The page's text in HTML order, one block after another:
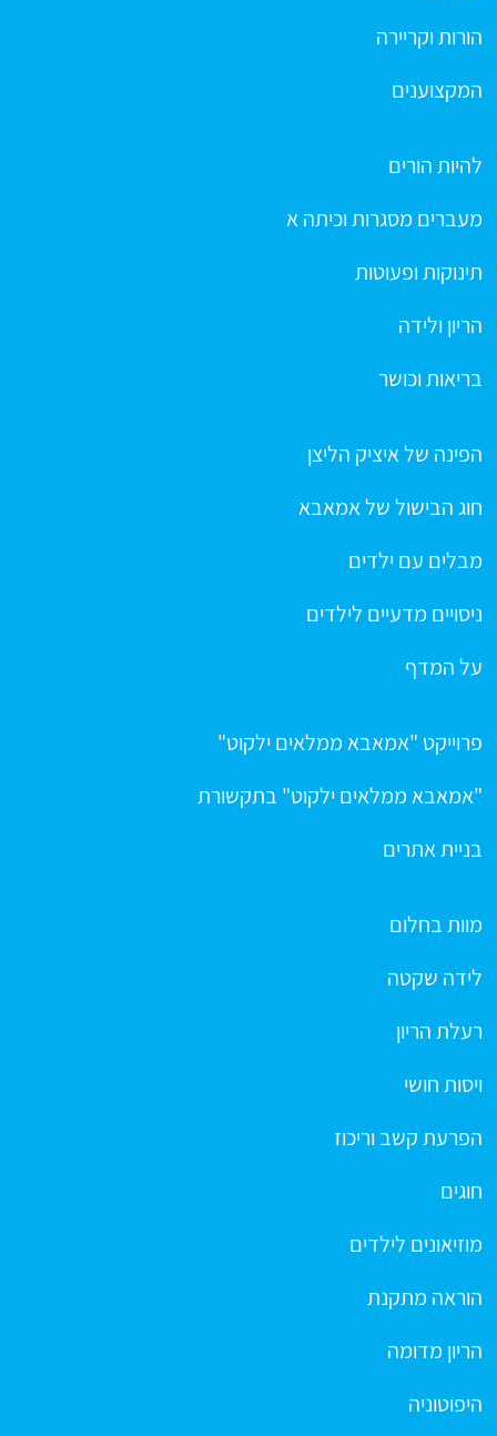
הורות וקריירה
המקצוענים
להיות הורים
מעברים מסגרות וכיתה א
תינוקות ופעוטות
הריון ולידה
בריאות וכושר
הפינה של איציק הליצן
חוג הבישול של אמאבא
מבלים עם ילדים
ניסויים מדעיים לילדים
על המדף
פרוייקט "אמאבא ממלאים ילקוט"
"אמאבא ממלאים ילקוט" בתקשורת
בניית אתרים
מוות בחלום
לידה שקטה
רעלת הריון
ויסות חושי
הפרעת קשב וריכוז
חוגים
מוזיאונים לילדים
הוראה מתקנת
הריון מדומה
היפוטוניה